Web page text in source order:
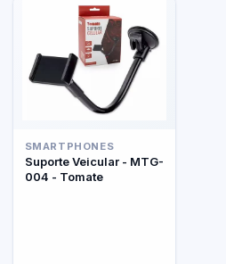
SMARTPHONES
Suporte Veicular - MTG-
004 - Tomate